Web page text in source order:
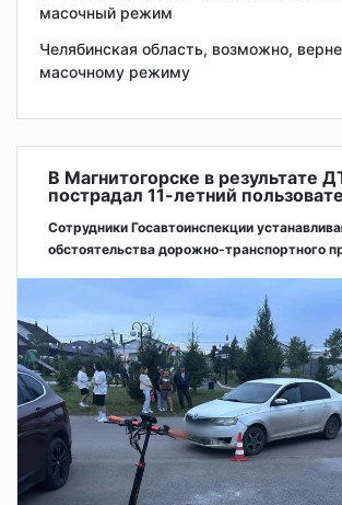
масочный режим
Челябинская область, возможно,
масочному режиму
В Магнитогорске в результате
пострадал 11-летний
Сотрудники Госавтоинспекции
обстоятельства дорожно-транспортного